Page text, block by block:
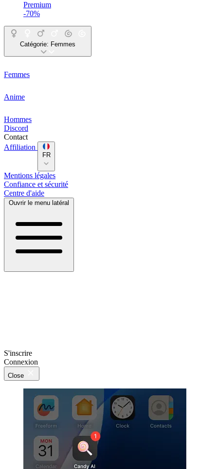
Premium
-70%
Catégorie: Femmes
Femmes
Anime
Hommes
Discord
Contact
Affiliation
FR
Mentions légales
Confiance et sécurité
Centre d'aide
Ouvrir le menu latéral
S'inscrire
Connexion
Close